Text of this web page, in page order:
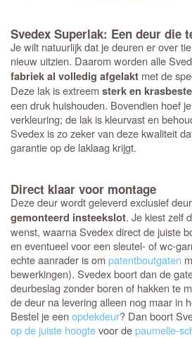
Svedex Superlak: Een deur die
Je wilt natuurlijk dat je deuren er over
nieuw uitzien. Daarom worden alle
fabriek al volledig afgelakt met de
Deze lak is extreemsterk en
een druk huishouden. Bovendien hoef
verkleuring; de lak is kleurvast en
Svedex is zo zeker van deze kwaliteit
garantie op de laklaag krijgt.
Direct klaar voor montage
Deze deur wordt geleverd exclusief
gemonteerd insteekslot. Je kiest zelf
wenst, waarna Svedex direct de juiste
en eventueel voor een sleutel- of wc-
echte aanrader is ompatentboutgaten
bewerkingen). Svedex boort dan de
deurbeslag zonder boren of hakken te
de deur na levering alleen nog maar in
Bestel je eenopdekdeur? Dan boort
op de juiste hoogtevoor depaumelle-